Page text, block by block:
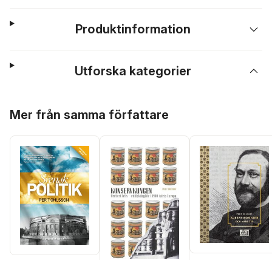
Produktinformation
Utforska kategorier
Mer från samma författare